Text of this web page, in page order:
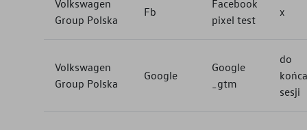
Volkswagen
Group Polska
Fb
Facebook
pixel test
x
Volkswagen
Group Polska
Google
Google
_gtm
do
końca
sesji